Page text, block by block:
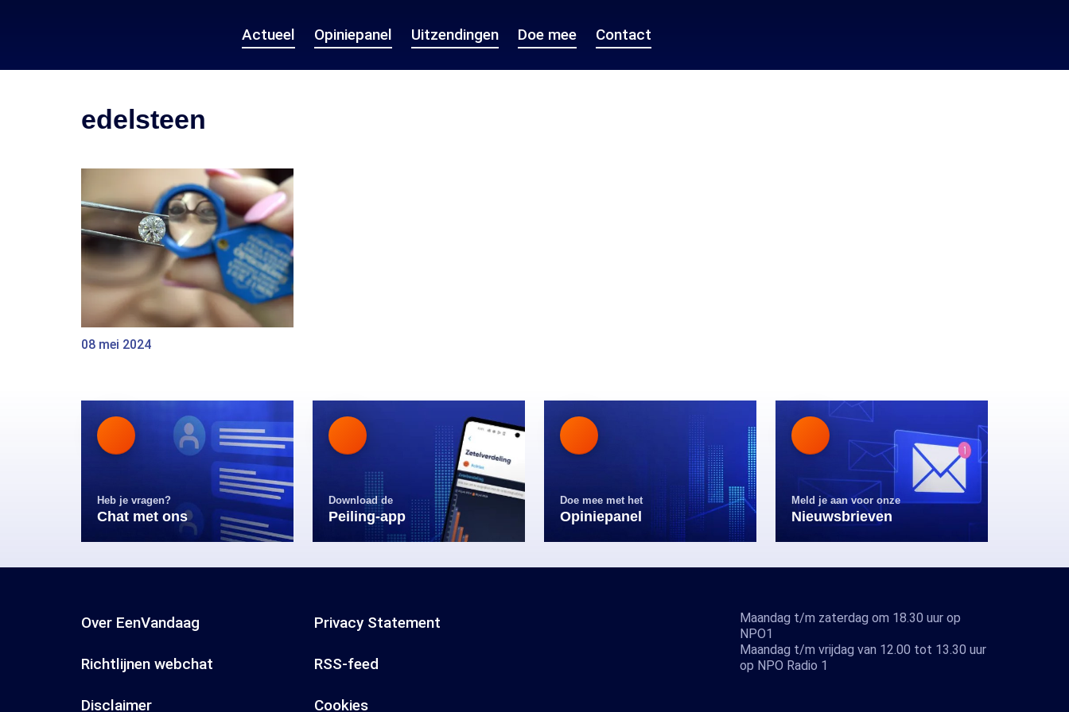
Actueel Opiniepanel Uitzendingen Doe mee Contact
edelsteen
08 mei 2024
Heb je vragen?
Chat met ons
Download de
Peiling-app
Doe mee met het
Opiniepanel
Meld je aan voor onze
Nieuwsbrieven
Over EenVandaag Privacy Statement
Richtlijnen webchat RSS-feed
Disclaimer Cookies
Maandag t/m zaterdag om 18.30 uur op
NPO1
Maandag t/m vrijdag van 12.00 tot 13.30 uur
op NPO Radio 1